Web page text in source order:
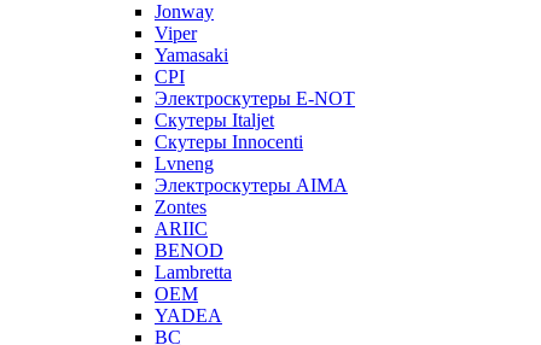
Jonway
Viper
Yamasaki
CPI
Электроскутеры E-NOT
Скутеры Italjet
Скутеры Innocenti
Lvneng
Электроскутеры AIMA
Zontes
ARIIC
BENOD
Lambretta
OEM
YADEA
BC